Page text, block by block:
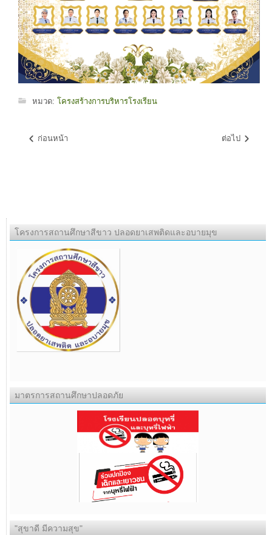
หมวด: โครงสร้างการบริหารโรงเรียน
ก่อนหน้า ต่อไป
โครงการสถานศึกษาสีขาว ปลอดยาเสพติดและอบายมุข
มาตรการสถานศึกษาปลอดภัย
"สุขาดี มีความสุข"